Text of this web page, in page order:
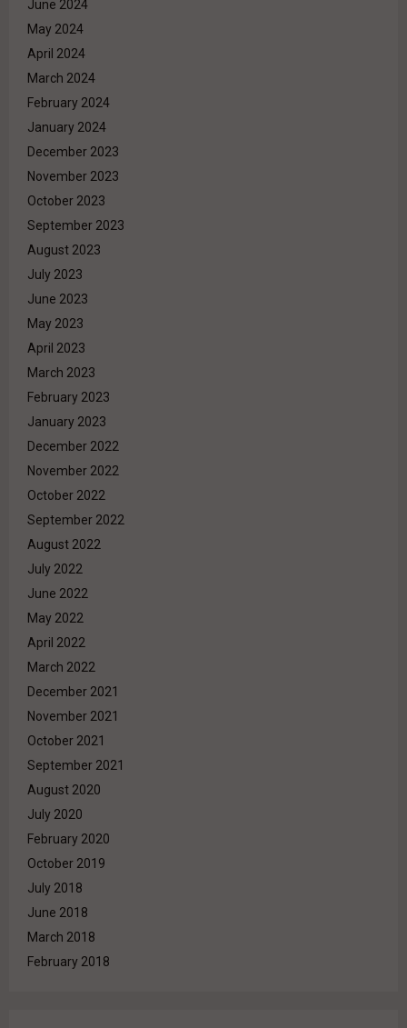
June 2024
May 2024
April 2024
March 2024
February 2024
January 2024
December 2023
November 2023
October 2023
September 2023
August 2023
July 2023
June 2023
May 2023
April 2023
March 2023
February 2023
January 2023
December 2022
November 2022
October 2022
September 2022
August 2022
July 2022
June 2022
May 2022
April 2022
March 2022
December 2021
November 2021
October 2021
September 2021
August 2020
July 2020
February 2020
October 2019
July 2018
June 2018
March 2018
February 2018